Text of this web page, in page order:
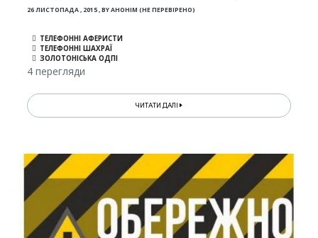
26 ЛИСТОПАДА , 2015,BYАНОНІМ (НЕ ПЕРЕВІРЕНО)
ТЕЛЕФОННІ АФЕРИСТИ
ТЕЛЕФОННІ ШАХРАЇ
ЗОЛОТОНІСЬКА ОДПІ
4 перегляди
ЧИТАТИ ДАЛІ